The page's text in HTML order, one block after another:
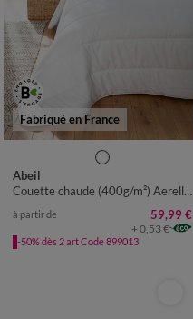
Fabriqué en France
Abeil
Couette chaude (400g/m²) Aerelle® Soft Flex Eco₂
à partir de 59,99 €
+ 0,53 €
-50% dès 2 art Code 899013